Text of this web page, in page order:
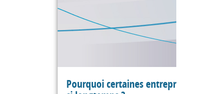
Pourquoi certaines entreprises